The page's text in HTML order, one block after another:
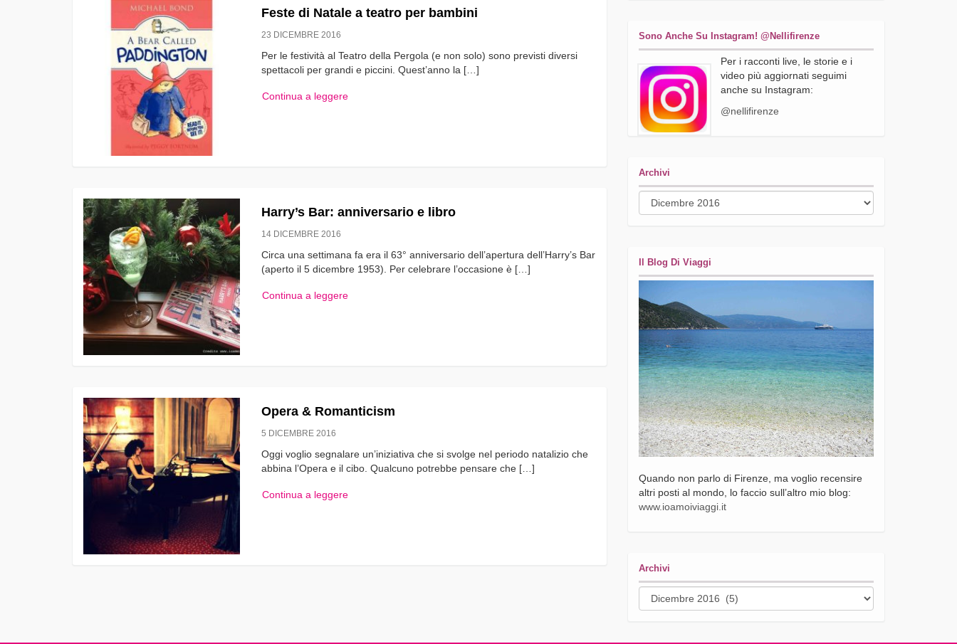
Feste di Natale a teatro per bambini
23 DICEMBRE 2016
Per le festività al Teatro della Pergola (e non solo) sono previsti diversi
spettacoli per grandi e piccini. Quest’anno la […]
Continua a leggere
Harry’s Bar: anniversario e libro
14 DICEMBRE 2016
Circa una settimana fa era il 63° anniversario dell’apertura dell’Harry’s Bar
(aperto il 5 dicembre 1953). Per celebrare l’occasione è […]
Continua a leggere
Opera & Romanticism
5 DICEMBRE 2016
Oggi voglio segnalare un’iniziativa che si svolge nel periodo natalizio che
abbina l’Opera e il cibo. Qualcuno potrebbe pensare che […]
Continua a leggere
Sono Anche Su Instagram! @nellifirenze
Per i racconti live, le storie e i
video più aggiornati seguimi
anche su Instagram:
@nellifirenze
Archivi
Archivi
Il Blog Di Viaggi
Quando non parlo di Firenze, ma voglio recensire
altri posti al mondo, lo faccio sull’altro mio blog:
www.ioamoiviaggi.it
Archivi
Archivi